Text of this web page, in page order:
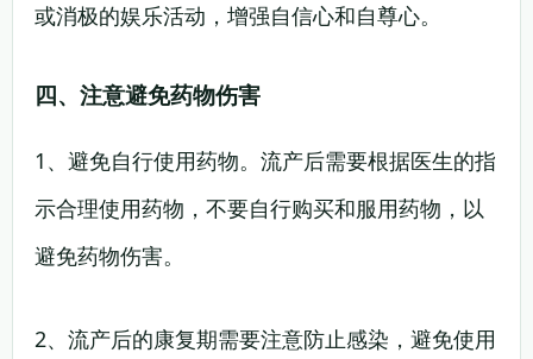
或消极的娱乐活动，增强自信心和自尊心。
四、注意避免药物伤害
1、避免自行使用药物。流产后需要根据医生的指
示合理使用药物，不要自行购买和服用药物，以
避免药物伤害。
2、流产后的康复期需要注意防止感染，避免使用